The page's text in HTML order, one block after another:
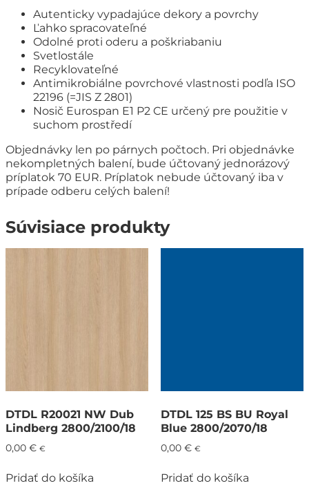
Autenticky vypadajúce dekory a povrchy
Ľahko spracovateľné
Odolné proti oderu a poškriabaniu
Svetlostále
Recyklovateľné
Antimikrobiálne povrchové vlastnosti podľa ISO
22196 (=JIS Z 2801)
Nosič Eurospan E1 P2 CE určený pre použitie v
suchom prostředí
Objednávky len po párnych počtoch. Pri objednávke
nekompletných balení, bude účtovaný jednorázový
príplatok 70 EUR. Príplatok nebude účtovaný iba v
prípade odberu celých balení!
Súvisiace produkty
DTDL R20021 NW Dub
Lindberg 2800/2100/18
0,00 € €
Pridať do košíka
DTDL 125 BS BU Royal
Blue 2800/2070/18
0,00 € €
Pridať do košíka